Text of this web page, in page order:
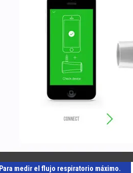
Para medir el flujo respiratorio máximo.